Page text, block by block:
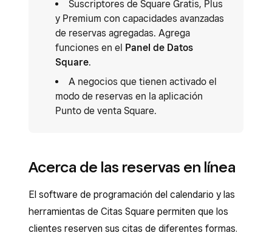
Suscriptores de Square Gratis, Plus
y Premium con capacidades avanzadas
de reservas agregadas. Agrega
funciones en el Panel de Datos
Square.
A negocios que tienen activado el
modo de reservas en la aplicación
Punto de venta Square.
Acerca de las reservas en línea
El software de programación del calendario y las
herramientas de Citas Square permiten que los
clientes reserven sus citas de diferentes formas.